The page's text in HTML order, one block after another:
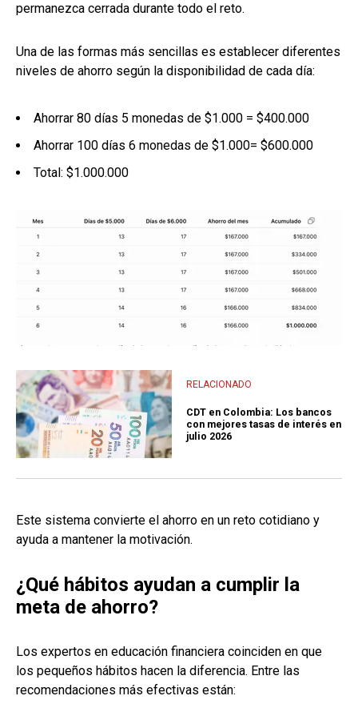
permanezca cerrada durante todo el reto.
Una de las formas más sencillas es establecer diferentes
niveles de ahorro según la disponibilidad de cada día:
Ahorrar 80 días 5 monedas de $1.000 = $400.000
Ahorrar 100 días 6 monedas de $1.000= $600.000
Total: $1.000.000
RELACIONADO
CDT en Colombia: Los bancos
con mejores tasas de interés en
julio 2026
Este sistema convierte el ahorro en un reto cotidiano y
ayuda a mantener la motivación.
¿Qué hábitos ayudan a cumplir la
meta de ahorro?
Los expertos en educación financiera coinciden en que
los pequeños hábitos hacen la diferencia. Entre las
recomendaciones más efectivas están: